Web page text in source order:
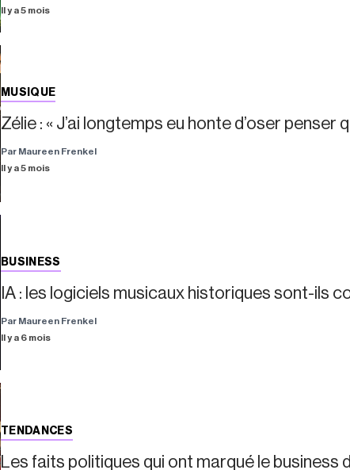
Il y a 5 mois
MUSIQUE
Zélie : « J’ai longtemps eu honte d’oser penser
Par Maureen Frenkel
Il y a 5 mois
BUSINESS
IA : les logiciels musicaux historiques sont-ils
Par Maureen Frenkel
Il y a 6 mois
TENDANCES
Les faits politiques qui ont marqué le business